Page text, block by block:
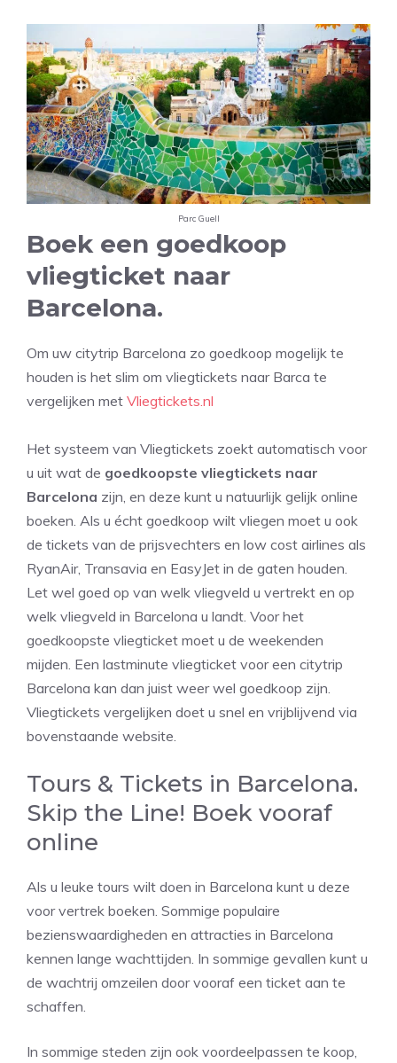
Parc Guell
Boek een goedkoop
vliegticket naar
Barcelona.
Om uw citytrip Barcelona zo goedkoop mogelijk te
houden is het slim om vliegtickets naar Barca te
vergelijken met Vliegtickets.nl
Het systeem van Vliegtickets zoekt automatisch voor
u uit wat de goedkoopste vliegtickets naar
Barcelona zijn, en deze kunt u natuurlijk gelijk online
boeken. Als u écht goedkoop wilt vliegen moet u ook
de tickets van de prijsvechters en low cost airlines als
RyanAir, Transavia en EasyJet in de gaten houden.
Let wel goed op van welk vliegveld u vertrekt en op
welk vliegveld in Barcelona u landt. Voor het
goedkoopste vliegticket moet u de weekenden
mijden. Een lastminute vliegticket voor een citytrip
Barcelona kan dan juist weer wel goedkoop zijn.
Vliegtickets vergelijken doet u snel en vrijblijvend via
bovenstaande website.
Tours & Tickets in Barcelona.
Skip the Line! Boek vooraf
online
Als u leuke tours wilt doen in Barcelona kunt u deze
voor vertrek boeken. Sommige populaire
bezienswaardigheden en attracties in Barcelona
kennen lange wachttijden. In sommige gevallen kunt u
de wachtrij omzeilen door vooraf een ticket aan te
schaffen.
In sommige steden zijn ook voordeelpassen te koop,